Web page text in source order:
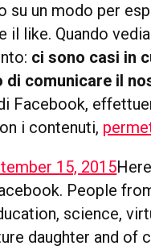
su un modo per
il like. Quando
ci sono casi in
comunicare il
Facebook,
i contenuti,
15, 2015
People
science,
daughter and of